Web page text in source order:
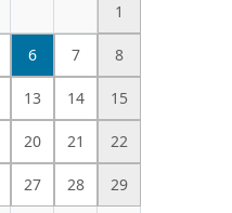
1
6 7 8
13 14 15
20 21 22
27 28 29